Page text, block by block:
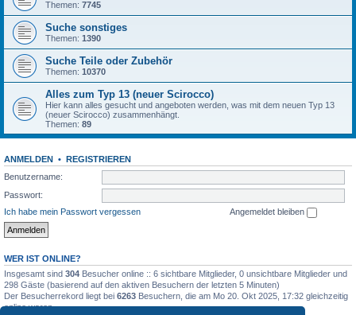
Themen: 7745
Suche sonstiges
Themen: 1390
Suche Teile oder Zubehör
Themen: 10370
Alles zum Typ 13 (neuer Scirocco)
Hier kann alles gesucht und angeboten werden, was mit dem neuen Typ 13
(neuer Scirocco) zusammenhängt.
Themen: 89
ANMELDEN • REGISTRIEREN
Benutzername:
Passwort:
Ich habe mein Passwort vergessen
Angemeldet bleiben
WER IST ONLINE?
Insgesamt sind 304 Besucher online :: 6 sichtbare Mitglieder, 0 unsichtbare Mitglieder und
298 Gäste (basierend auf den aktiven Besuchern der letzten 5 Minuten)
Der Besucherrekord liegt bei 6263 Besuchern, die am Mo 20. Okt 2025, 17:32 gleichzeitig
online waren.